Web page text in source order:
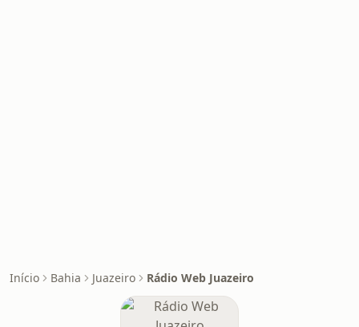
Início Bahia Juazeiro Rádio Web Juazeiro